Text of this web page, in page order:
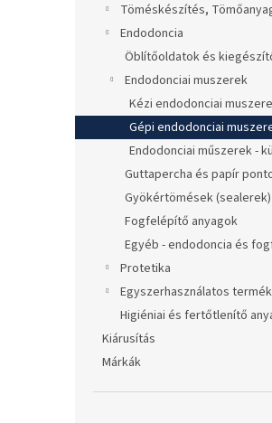
Töméskészítés,
Endodoncia
Öblítőoldatok és
Endodonciai muszerek
Kézi endodonciai
Gépi endodonciai
Endodonciai műszerek -
Guttapercha és papír
Gyökértömések (sealerek)
Fogfelépítő anyagok
Egyéb - endodoncia és
Protetika
Egyszerhasználatos
Higiéniai és fertőtlenítő
Kiárusítás
Márkák